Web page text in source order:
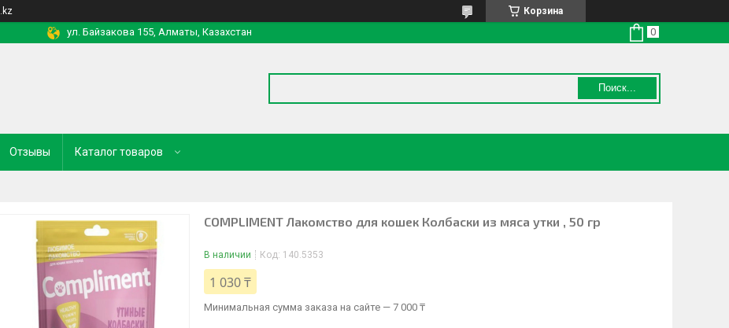
Корзина
ул. Байзакова 155, Алматы, Казахстан
Поиск...
Отзывы Каталог товаров
COMPLIMENT Лакомство для кошек Колбаски из мяса утки , 50 гр
В наличии Код: 140.5353
1 030 ₸
Минимальная сумма заказа на сайте — 7 000 ₸